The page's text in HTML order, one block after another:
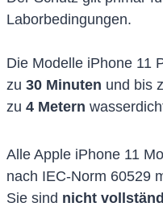
Laborbedingungen.
Die Modelle iPhone 11
zu 30 Minuten und bis
zu 4 Metern
Alle Apple iPhone 11
nach IEC-Norm 60529
Sie sind nicht